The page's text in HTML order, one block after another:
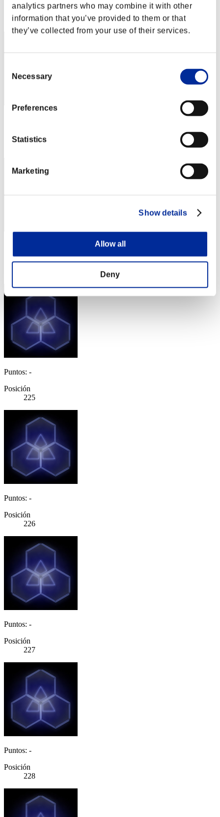
analytics partners who may combine it with other
information that you’ve provided to them or that
they’ve collected from your use of their services.
Selection
Necessary
Preferences
Statistics
Marketing
Show details
Allow all
Deny
Posición
222
Posición
223
Posición
Puntos: -
Posición
225
Puntos: -
Posición
226
Puntos: -
Posición
227
Puntos: -
Posición
228